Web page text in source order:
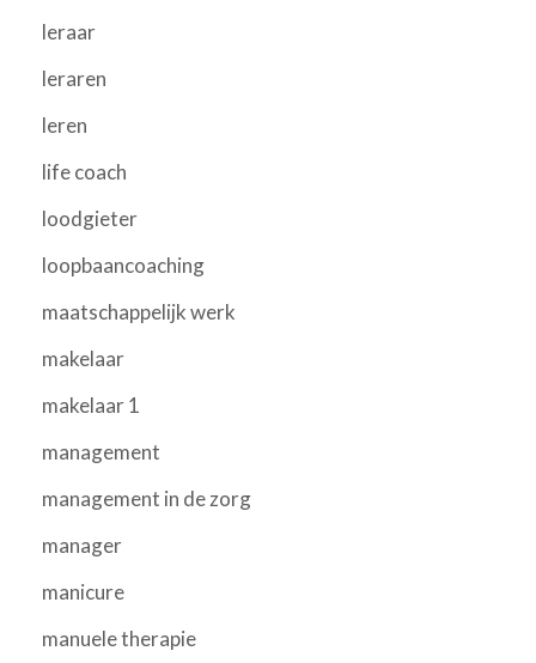
leraar
leraren
leren
life coach
loodgieter
loopbaancoaching
maatschappelijk werk
makelaar
makelaar 1
management
management in de zorg
manager
manicure
manuele therapie